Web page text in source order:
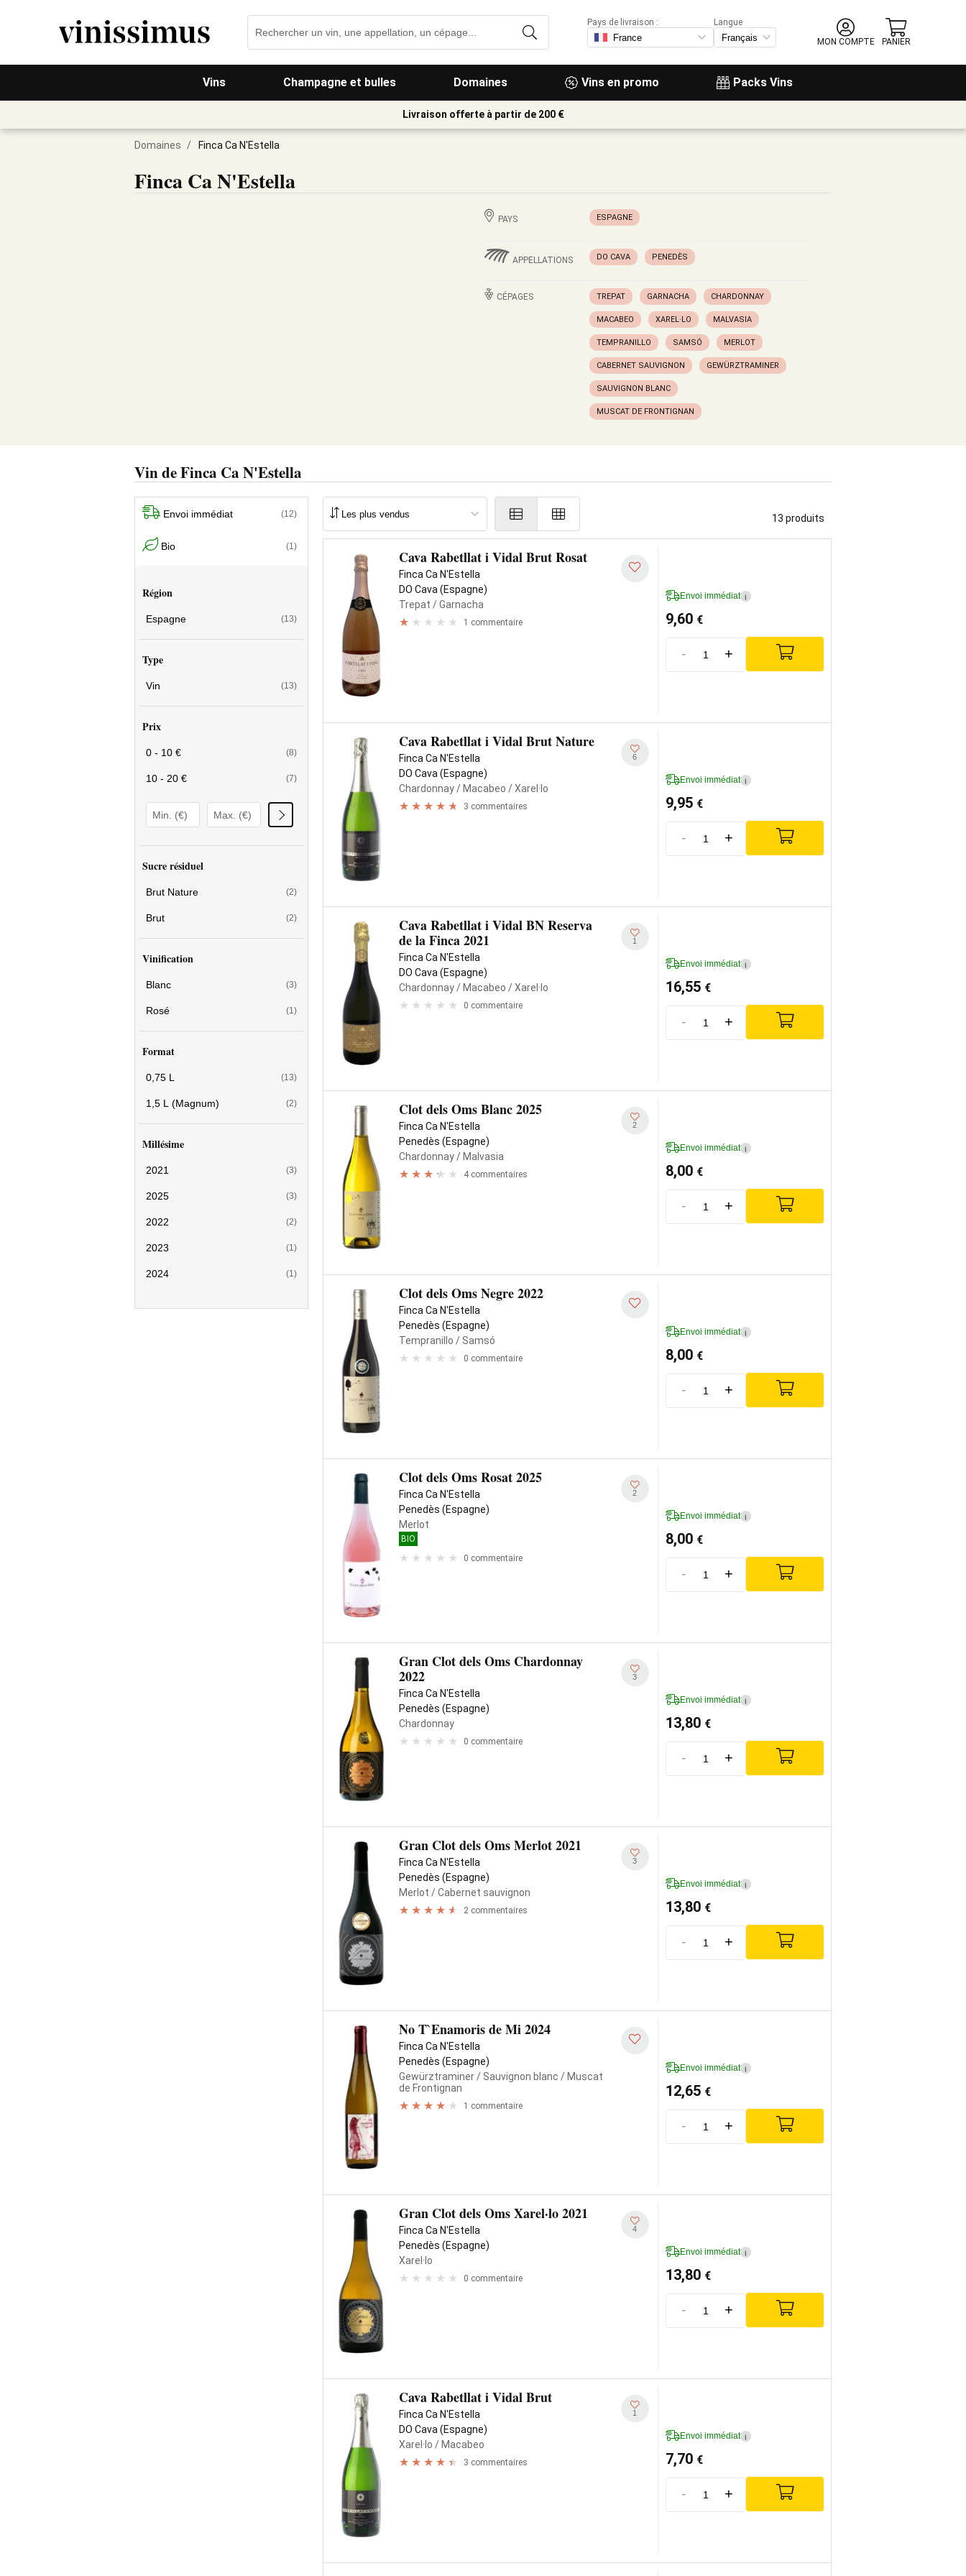
Vins Champagne et bulles Domaines Vins en promo Packs Vins
Pays de livraison :
Langue
MON COMPTE
PANIER
Livraison offerte à partir de 200 €
Domaines / Finca Ca N'Estella
Finca Ca N'Estella
PAYS ESPAGNE
APPELLATIONS DO CAVA PENEDÈS
CÉPAGES TREPAT GARNACHA CHARDONNAY
MACABEO XAREL·LO MALVASIA
TEMPRANILLO SAMSÓ MERLOT
CABERNET SAUVIGNON GEWÜRZTRAMINER
SAUVIGNON BLANC
MUSCAT DE FRONTIGNAN
Vin de Finca Ca N'Estella
Envoi immédiat (12)
Bio (1)
Région
Espagne (13)
Type
Vin (13)
Prix
0 - 10 € (8)
10 - 20 € (7)
Sucre résiduel
Brut Nature (2)
Brut (2)
Vinification
Blanc (3)
Rosé (1)
Format
0,75 L (13)
1,5 L (Magnum) (2)
Millésime
2021 (3)
2025 (3)
2022 (2)
2023 (1)
2024 (1)
13 produits
Cava Rabetllat i Vidal Brut Rosat
Finca Ca N'Estella
DO Cava (Espagne)
Trepat / Garnacha
1 commentaire
Envoi immédiat i
9,60 €
- +
Cava Rabetllat i Vidal Brut Nature
Finca Ca N'Estella
DO Cava (Espagne)
Chardonnay/ Macabeo / Xarel·lo
3 commentaires
6
Envoi immédiat i
9,95 €
- +
Cava Rabetllat i Vidal BN Reserva
de la Finca 2021
Finca Ca N'Estella
DO Cava (Espagne)
Chardonnay/ Macabeo / Xarel·lo
0 commentaire
1
Envoi immédiat i
16,55 €
- +
Clot dels Oms Blanc 2025
Finca Ca N'Estella
Penedès (Espagne)
Chardonnay/ Malvasia
4 commentaires
2
Envoi immédiat i
8,00 €
- +
Clot dels Oms Negre 2022
Finca Ca N'Estella
Penedès (Espagne)
Tempranillo / Samsó
0 commentaire
Envoi immédiat i
8,00 €
- +
Clot dels Oms Rosat 2025
Finca Ca N'Estella
Penedès (Espagne)
Merlot
BIO
0 commentaire
2
Envoi immédiat i
8,00 €
- +
Gran Clot dels Oms Chardonnay
2022
Finca Ca N'Estella
Penedès (Espagne)
Chardonnay
0 commentaire
3
Envoi immédiat i
13,80 €
- +
Gran Clot dels Oms Merlot 2021
Finca Ca N'Estella
Penedès (Espagne)
Merlot / Cabernet sauvignon
2 commentaires
3
Envoi immédiat i
13,80 €
- +
No T`Enamoris de Mi 2024
Finca Ca N'Estella
Penedès (Espagne)
Gewürztraminer/ Sauvignon blanc / Muscat
de Frontignan
1 commentaire
Envoi immédiat i
12,65 €
- +
Gran Clot dels Oms Xarel·lo 2021
Finca Ca N'Estella
Penedès (Espagne)
Xarel·lo
0 commentaire
4
Envoi immédiat i
13,80 €
- +
Cava Rabetllat i Vidal Brut
Finca Ca N'Estella
DO Cava (Espagne)
Xarel·lo / Macabeo
3 commentaires
1
Envoi immédiat i
7,70 €
- +